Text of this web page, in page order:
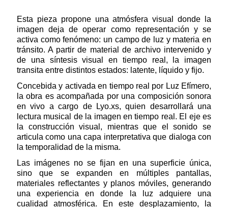
Esta pieza propone una atmósfera visual donde la
imagen deja de operar como representación y se
activa como fenómeno: un campo de luz y materia en
tránsito. A partir de material de archivo intervenido y
de una síntesis visual en tiempo real, la imagen
transita entre distintos estados: latente, líquido y fijo.
Concebida y activada en tiempo real por Luz Efímero,
la obra es acompañada por una composición sonora
en vivo a cargo de Lyo.xs, quien desarrollará una
lectura musical de la imagen en tiempo real. El eje es
la construcción visual, mientras que el sonido se
articula como una capa interpretativa que dialoga con
la temporalidad de la misma.
Las imágenes no se fijan en una superficie única,
sino que se expanden en múltiples pantallas,
materiales reflectantes y planos móviles, generando
una experiencia en donde la luz adquiere una
cualidad atmosférica. En este desplazamiento, la